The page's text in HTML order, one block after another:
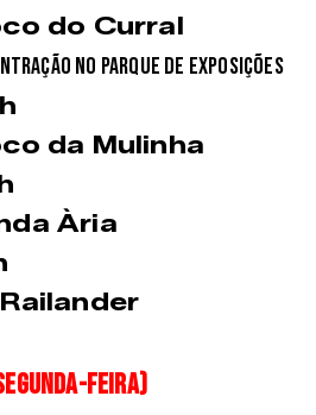
do Curral
no Parque de Exposições
h
da Mulinha
Ària
feira)